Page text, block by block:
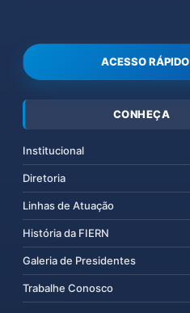
ACESSO RÁPIDO
CONHEÇA
Institucional
Diretoria
Linhas de Atuação
História da FIERN
Galeria de Presidentes
Trabalhe Conosco